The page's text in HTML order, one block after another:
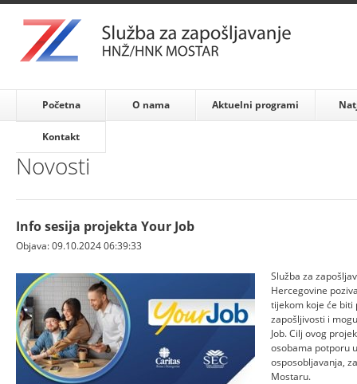
Početna O nama Aktuelni programi
Kontakt
Novosti
Info sesija projekta Your Job
Objava: 09.10.2024 06:39:33
Služba za
Hercegovine
tijekom koje će
zapošljivosti i
Job. Cilj ovog
osobama potporu
osposobljavanja,
Mostaru.